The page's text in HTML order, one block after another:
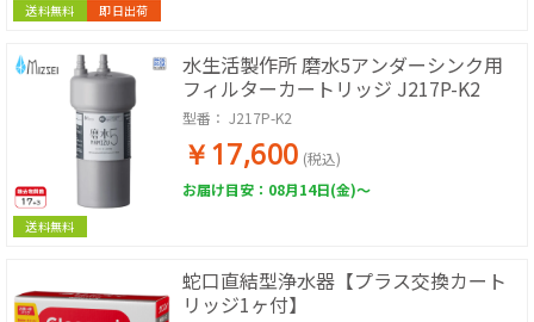
送料無料 即日出荷
送料無料
水生活製作所 磨水5アンダーシンク用
フィルターカートリッジ J217P-K2
型番： J217P-K2
￥17,600 (税込)
お届け目安：08月14日(金)～
蛇口直結型浄水器【プラス交換カート
リッジ1ヶ付】